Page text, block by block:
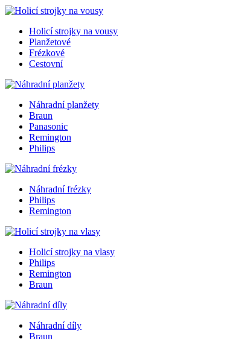
Holicí strojky na vousy
Planžetové
Frézkové
Cestovní
Náhradní planžety
Braun
Panasonic
Remington
Philips
Náhradní frézky
Philips
Remington
Holicí strojky na vlasy
Philips
Remington
Braun
Náhradní díly
Braun